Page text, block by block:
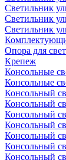
Светильник
Светильник
Cветильник
Опора для
Крепеж
Консольные
Консольные
Консольный
Консольный
Консольный
Консольный
Консольный
Консольный
Консольный